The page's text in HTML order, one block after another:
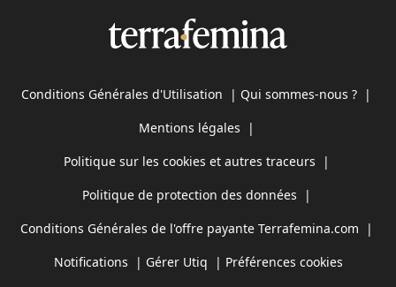
Conditions Générales d'Utilisation | Qui sommes-nous ? |
Mentions légales |
Politique sur les cookies et autres traceurs |
Politique de protection des données |
Conditions Générales de l'offre payante Terrafemina.com |
Notifications | Gérer Utiq | Préférences cookies